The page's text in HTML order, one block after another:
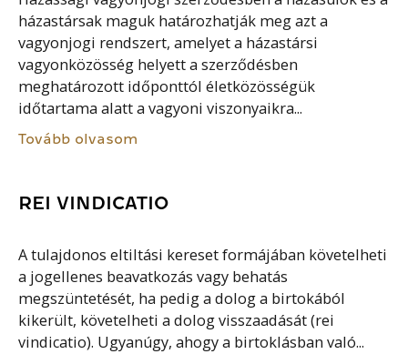
házastársak maguk határozhatják meg azt a
vagyonjogi rendszert, amelyet a házastársi
vagyonközösség helyett a szerződésben
meghatározott időponttól életközösségük
időtartama alatt a vagyoni viszonyaikra...
Tovább olvasom
REI VINDICATIO
A tulajdonos eltiltási kereset formájában követelheti
a jogellenes beavatkozás vagy behatás
megszüntetését, ha pedig a dolog a birtokából
kikerült, követelheti a dolog visszaadását (rei
vindicatio). Ugyanúgy, ahogy a birtoklásban való...